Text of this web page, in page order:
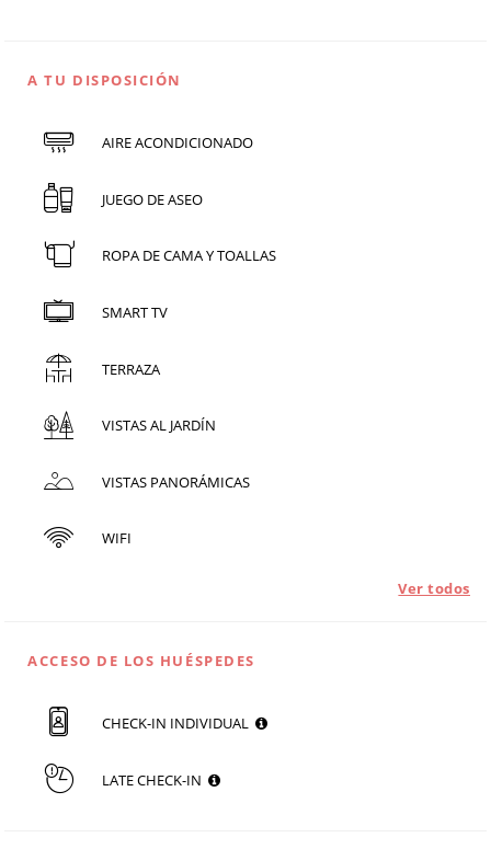
A TU DISPOSICIÓN
AIRE ACONDICIONADO
JUEGO DE ASEO
ROPA DE CAMA Y TOALLAS
SMART TV
TERRAZA
VISTAS AL JARDÍN
VISTAS PANORÁMICAS
WIFI
Ver todos
ACCESO DE LOS HUÉSPEDES
CHECK-IN INDIVIDUAL
LATE CHECK-IN